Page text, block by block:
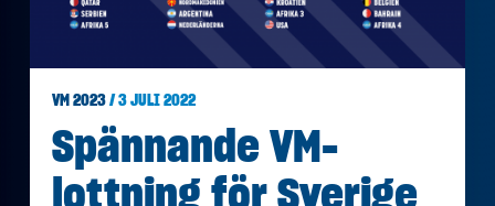
VM 2023 / 3 JULI 2022
Spännande VM-
lottning för Sverige